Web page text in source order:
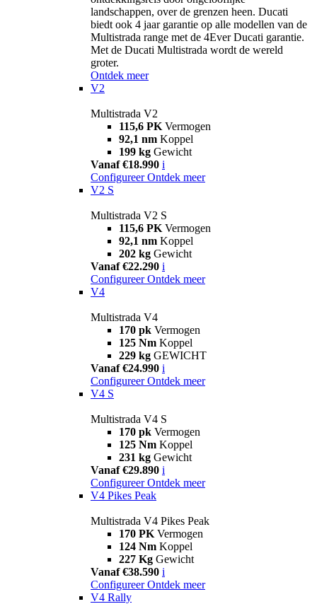
landschappen, over de grenzen heen. Ducati
biedt ook 4 jaar garantie op alle modellen van de
Multistrada range met de 4Ever Ducati garantie.
Met de Ducati Multistrada wordt de wereld
groter.
Ontdek meer
V2
Multistrada V2
115,6 PK Vermogen
92,1 nm Koppel
199 kg Gewicht
Vanaf €18.990 i
Configureer Ontdek meer
V2 S
Multistrada V2 S
115,6 PK Vermogen
92,1 nm Koppel
202 kg Gewicht
Vanaf €22.290 i
Configureer Ontdek meer
V4
Multistrada V4
170 pk Vermogen
125 Nm Koppel
229 kg GEWICHT
Vanaf €24.990 i
Configureer Ontdek meer
V4 S
Multistrada V4 S
170 pk Vermogen
125 Nm Koppel
231 kg Gewicht
Vanaf €29.890 i
Configureer Ontdek meer
V4 Pikes Peak
Multistrada V4 Pikes Peak
170 PK Vermogen
124 Nm Koppel
227 Kg Gewicht
Vanaf €38.590 i
Configureer Ontdek meer
V4 Rally